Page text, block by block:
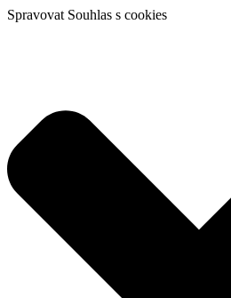
Spravovat Souhlas s cookies